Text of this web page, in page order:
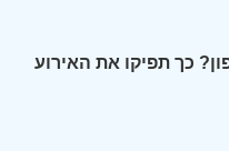
כך תפיקו את האירוע